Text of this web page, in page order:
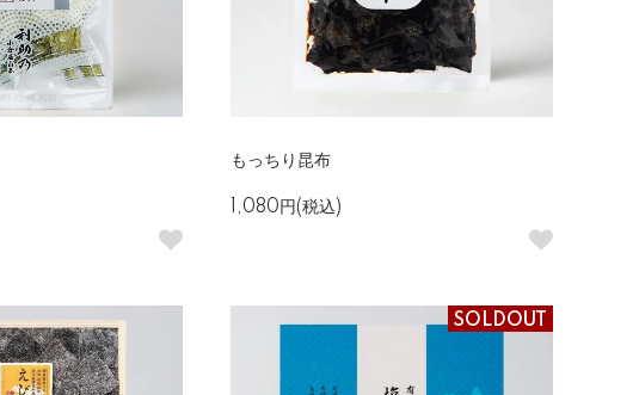
もっちり昆布
1,080円(税込)
SOLDOUT